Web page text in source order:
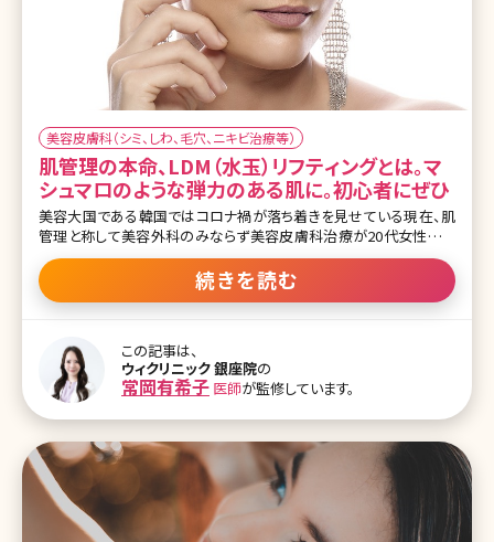
美容皮膚科（シミ、しわ、毛穴、ニキビ治療等）
肌管理の本命、LDM（水玉）リフティングとは。マ
シュマロのような弾力のある肌に。初心者にぜひ
美容大国である韓国ではコロナ禍が落ち着きを見せている現在、肌
管理と称して美容外科のみならず美容皮膚科治療が20代女性を中
心にとても人気になっています。韓国は美容クリニックに最新の機械
が数多くあるというだけでなく、価格が日本と比べてかなり手頃であ
り、旅行も兼ねて美容クリニックを訪れる方が増加しているそうです。
が普通にいることもあり、日本と比べてもとても敷居が低くなってい
ます。美容クリニックに抵抗のある日本人でも、観光ついでに気軽に
美容医療へチャレンジしやすいことも要因の一つかと思います。 最近
では、InstagramやTikTokなどのSNSで美容管理Vlogや美容
している観光客も多く、SNS
続きを読む
この記事は、
ウィクリニック 銀座院の
常岡有希子 医師が監修しています。